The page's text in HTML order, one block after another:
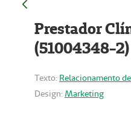
Prestador
(51004348-2)
Texto: Relacionamento
Design: Marketing